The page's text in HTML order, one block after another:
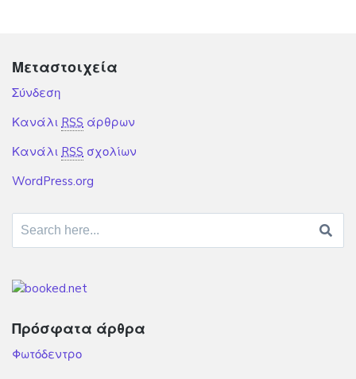
Μεταστοιχεία
Σύνδεση
Κανάλι RSS άρθρων
Κανάλι RSS σχολίων
WordPress.org
Search for:
Πρόσφατα άρθρα
Φωτόδεντρο